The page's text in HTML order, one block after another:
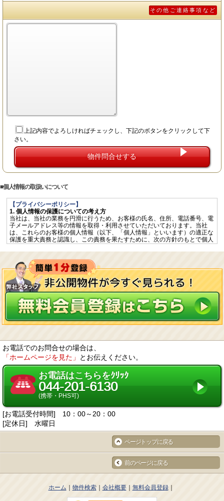
その他ご連絡事項など
上記内容でよろしければチェックし、下記のボタンをクリックして下
さい。
個人情報の取扱いについて
【プライバシーポリシー】
1. 個人情報の保護についての考え方
当社は、当社の業務を円滑に行うため、お客様の氏名、住所、電話番号、電
子メールアドレス等の情報を取得・利用させていただいております。当社
は、これらのお客様の個人情報（以下、「個人情報」といいます）の適正な
保護を重大責務と認識し、この責務を果たすために、次の方針のもとで個人
個人情報に適用される「個人情報の保護に関する法律」その他の関係法令を
遵守するとともに、一般に公正妥当と認められる個人情報の取扱いに関する
慣行に準拠し、適切に取り扱います。
個人情報の取扱いに関する規程を明確にし、従業者へ周知徹底します。ま
た、取引先等に対しても適切に個人情報を取り扱うように要請します。
個人情報の取得に際しては、利用目的を特定して通知又は公表し、その利用
目的に従って個人情報を取り扱います。
個人情報の漏洩、紛失、改ざん等を防止するため、必要な対策を講じて適切
な管理を行います。
保有する個人情報について、お客様本人からの開示、訂正、削除、利用停止
の依頼を所定の窓口でお受けして、誠意をもって対応します。
いを外部に委託することがあります。委託する場合には、適正な取扱いを確
保するための契約締結、実施状況の点検などを行います。
3. 第三者への開示・提供
当社は、「2. 個人情報の預託」に記載した外部委託先への提供の場合及び以
下のいずれかに該当する場合を除き、個人情報を第三者へ開示又は提供しま
せん。
お客様ご本人の同意がある場合
統計的なデータなど本人を識別することができない状態で開示・提供する場
法令に基づき開示・提供を求められた場合
人の生命、身体又は財産の保護のために必要な場合であって、お客様の同意
を得ることが困難である場合
国又は地方公共団体等が公的な事務を実施するうえで、協力する必要がある
場合であって、お客様の同意を得ることにより当該事務の遂行に支障を及ぼ
次項4. に掲げる者に対して提供する場合
当社は、下記の会社との間で個人データを共同利用いたします。
共同して利用する者の範囲
お電話でのお問合せの場合は、
「ホームページを見た」
とお伝えください。
お電話はこちらをｸﾘｯｸ
044-201-6130
(携帯・PHS可)
[お電話受付時間] 10：00～20：00
[定休日] 水曜日
ページトップに戻る
前のページに戻る
ホーム 物件検索 会社概要 無料会員登録